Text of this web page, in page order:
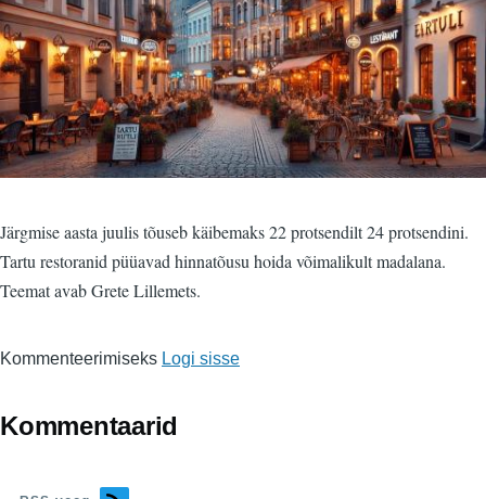
Järgmise aasta juulis tõuseb käibemaks 22 protsendilt 24 protsendini.
Tartu restoranid püüavad hinnatõusu hoida võimalikult madalana.
Teemat avab Grete Lillemets.
Kommenteerimiseks Logi sisse
Kommentaarid